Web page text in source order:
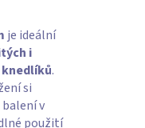
je ideální
i
.
si
v
použití